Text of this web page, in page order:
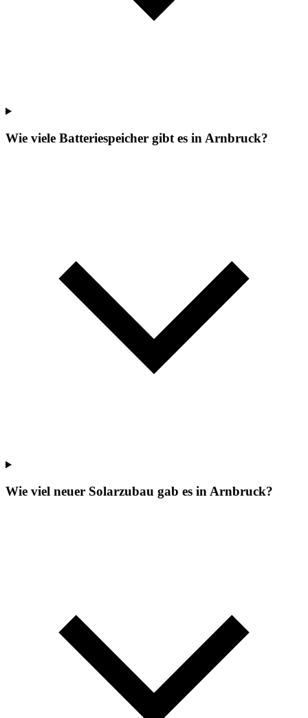
Wie viele Batteriespeicher gibt es in Arnbruck?
Wie viel neuer Solarzubau gab es in Arnbruck?